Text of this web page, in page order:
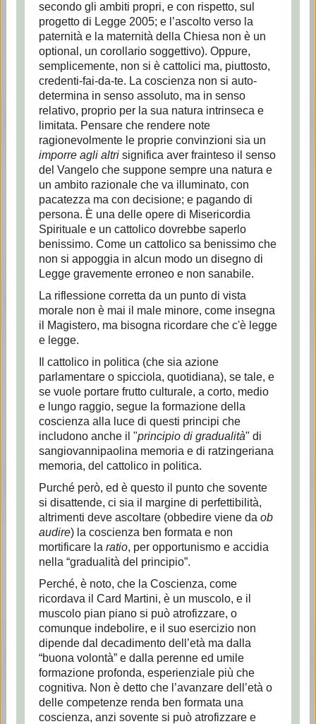
secondo gli ambiti propri, e con rispetto, sul
progetto di Legge 2005; e l’ascolto verso la
paternità e la maternità della Chiesa non è un
optional, un corollario soggettivo). Oppure,
semplicemente, non si è cattolici ma, piuttosto,
credenti-fai-da-te. La coscienza non si auto-
determina in senso assoluto, ma in senso
relativo, proprio per la sua natura intrinseca e
limitata. Pensare che rendere note
ragionevolmente le proprie convinzioni sia un
imporre agli altrisignifica aver frainteso il senso
del Vangelo che suppone sempre una natura e
un ambito razionale che va illuminato, con
pacatezza ma con decisione; e pagando di
persona. È una delle opere di Misericordia
Spirituale e un cattolico dovrebbe saperlo
benissimo. Come un cattolico sa benissimo che
non si appoggia in alcun modo un disegno di
Legge gravemente erroneo e non sanabile.
La riflessione corretta da un punto di vista
morale non è mai il male minore, come insegna
il Magistero, ma bisogna ricordare che c'è legge
e legge.
Il cattolico in politica (che sia azione
parlamentare o spicciola, quotidiana), se tale, e
se vuole portare frutto culturale, a corto, medio
e lungo raggio, segue la formazione della
coscienza alla luce di questi principi che
includono anche il "principio di gradualità" di
sangiovannipaolina memoria e di ratzingeriana
memoria, del cattolico in politica.
Purché però, ed è questo il punto che sovente
si disattende, ci sia il margine di perfettibilità,
altrimenti deve ascoltare (obbedire viene da ob
audire) la coscienza ben formata e non
mortificare la ratio, per opportunismo e accidia
nella “gradualità del principio”.
Perché, è noto, che la Coscienza, come
ricordava il Card Martini, è un muscolo, e il
muscolo pian piano si può atrofizzare, o
comunque indebolire, e il suo esercizio non
dipende dal decadimento dell’età ma dalla
“buona volontà” e dalla perenne ed umile
formazione profonda, esperienziale più che
cognitiva. Non è detto che l’avanzare dell’età o
delle competenze renda ben formata una
coscienza, anzi sovente si può atrofizzare e